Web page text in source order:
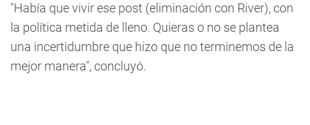
"Había que vivir ese post (eliminación con River), con
la política metida de lleno. Quieras o no se plantea
una incertidumbre que hizo que no terminemos de la
mejor manera", concluyó.